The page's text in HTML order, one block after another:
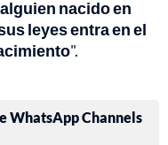
alguien nacido en
leyes entra en el
".
WhatsApp Channels